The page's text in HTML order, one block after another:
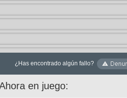
¿Has encontrado algún fallo?
en juego: